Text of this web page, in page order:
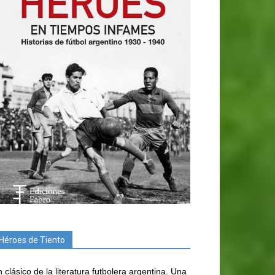
de Tiento
clásico de la literatura futbolera argentina. Una